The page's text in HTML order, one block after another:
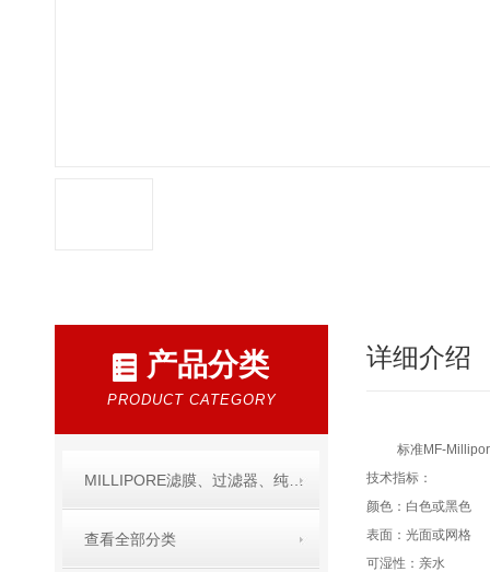
产品分类
PRODUCT CATEGORY
MILLIPORE滤膜、过滤器、纯水产品
查看全部分类
详细介绍
标准MF-
技术指标：
颜色：白色或黑色
表面：光面或网格
可湿性：亲水